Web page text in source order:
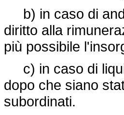
b) in caso di
diritto alla
più possibile
c) in caso di
dopo che siano
subordinati.